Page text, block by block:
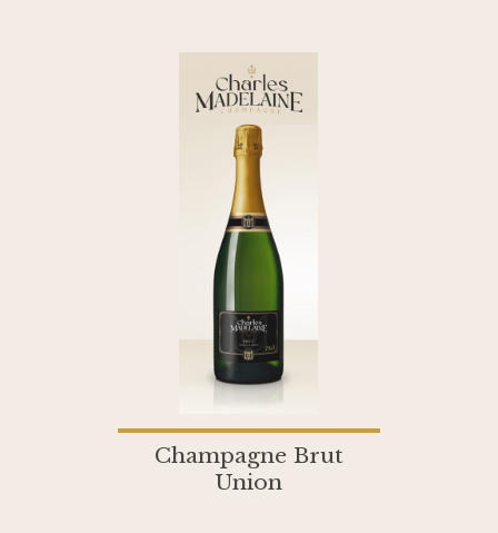
Champagne Brut
Union